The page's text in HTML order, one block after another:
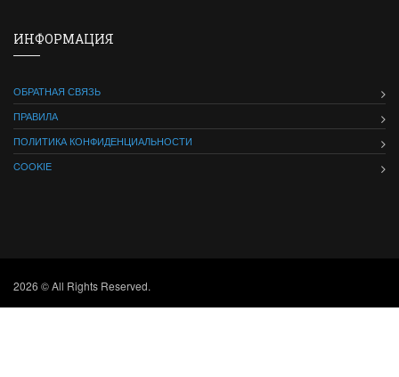
ИНФОРМАЦИЯ
ОБРАТНАЯ СВЯЗЬ
ПРАВИЛА
ПОЛИТИКА КОНФИДЕНЦИАЛЬНОСТИ
COOKIE
2026 © All Rights Reserved.